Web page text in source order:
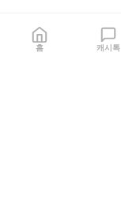
홈 캐시톡